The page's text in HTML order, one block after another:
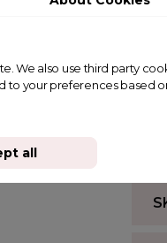
We also use third party
to your preferences based
all